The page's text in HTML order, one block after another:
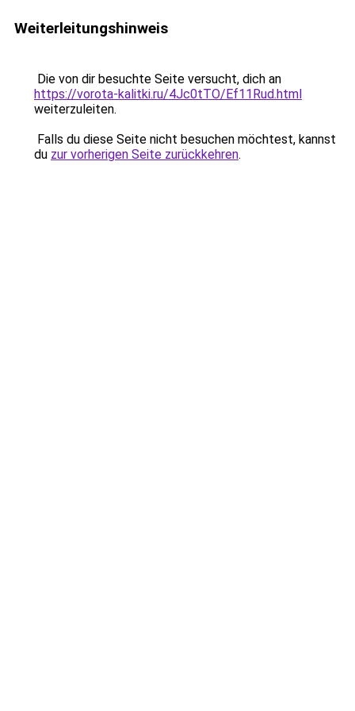
Weiterleitungshinweis
Die von dir besuchte Seite versucht, dich an
https://vorota-kalitki.ru/4Jc0tTO/Ef11Rud.html
weiterzuleiten.
Falls du diese Seite nicht besuchen möchtest, kannst
du zur vorherigen Seite zurückkehren.